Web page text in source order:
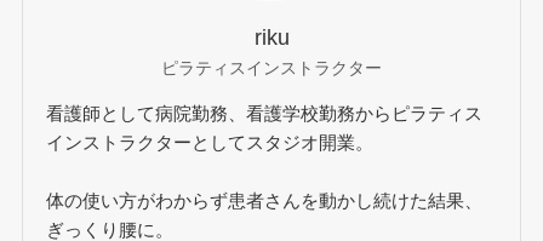
riku
ピラティスインストラクター
看護師として病院勤務、看護学校勤務からピラティス
インストラクターとしてスタジオ開業。
体の使い方がわからず患者さんを動かし続けた結果、
ぎっくり腰に。